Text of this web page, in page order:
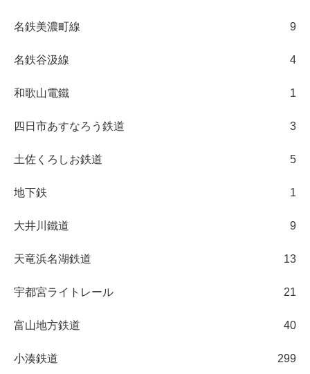
名鉄美濃町線 9
名鉄谷汲線 4
和歌山電鐵 1
四日市あすなろう鉄道 3
土佐くろしお鉄道 5
地下鉄 1
大井川鐵道 9
天竜浜名湖鉄道 13
宇都宮ライトレール 21
富山地方鉄道 40
小湊鉄道 299